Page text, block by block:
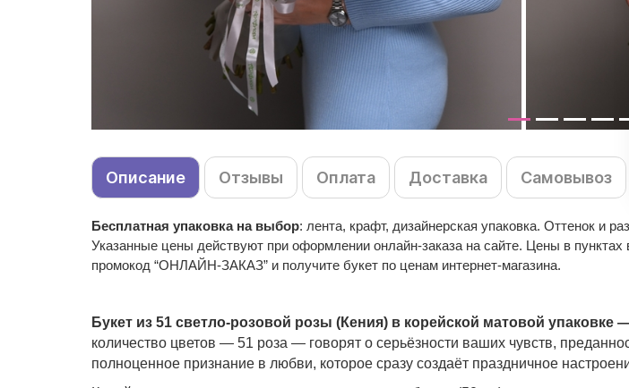
Описание Отзывы Оплата Доставка Самовывоз
Бесплатная упаковка на выбор: лента, крафт, дизайнерская упаковка. Оттенок и
Указанные цены действуют при оформлении онлайн-заказа на сайте. Цены в
промокод “ОНЛАЙН-ЗАКАЗ” и получите букет по ценам интернет-магазина.
Букет из 51 светло-розовой розы (Кения) в корейской матовой
количество цветов — 51 роза — говорят о серьёзности ваших чувств,
полноценное признание в любви, которое сразу создаёт праздничное